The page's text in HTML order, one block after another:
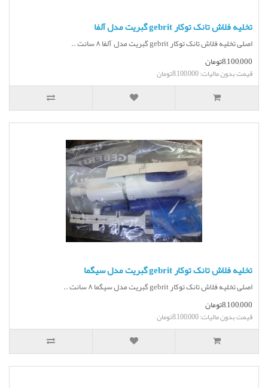
تخلیه فلاش تانک توکار gebrit گبریت مدل آلفا
اصلی تخلیه فلاش تانک توکار gebrit گبریت مدل آلفا ۸ سانت ..
8,100,000تومان
قیمت بدون مالیات: 8,100,000تومان
تخلیه فلاش تانک توکار gebrit گبریت مدل سیگما
اصلی تخلیه فلاش تانک توکار gebrit گبریت مدل سیگما ۸ سانت ..
8,100,000تومان
قیمت بدون مالیات: 8,100,000تومان